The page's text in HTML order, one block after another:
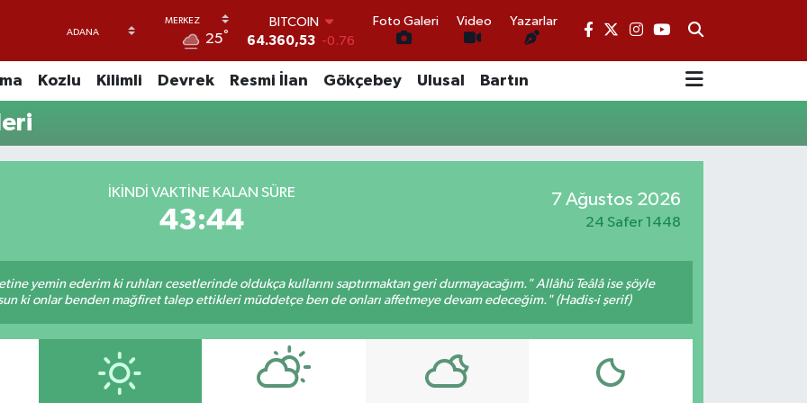
25°
BITCOIN
64.360,53 -0.76
DOLAR
47,7069
0.17
EURO
6574.81
Foto Galeri Video Yazarlar
Kozlu Kilimli Devrek Resmi İlan Gökçebey Ulusal Bartın
İKINDI VAKTINE KALAN SÜRE
43:44
7 Ağustos 2026
24 Safer 1448
yemin ederim ki ruhları cesetlerinde oldukça kullarını saptırmaktan geri durmayacağım." Allâhü Teâlâ ise şöyle
ki onlar benden mağfiret talep ettikleri müddetçe ben de onları affetmeye devam edeceğim." (Hadis-i şerif)